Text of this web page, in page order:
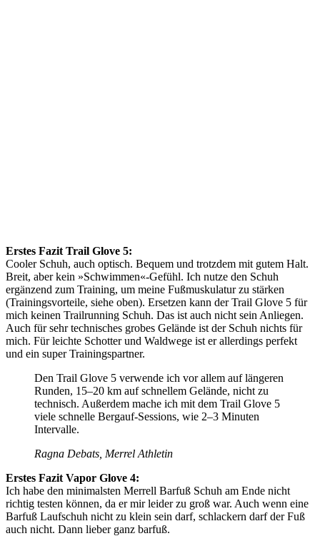
Erstes Fazit Trail Glove 5:
Cooler Schuh, auch optisch. Bequem und trotzdem mit gutem Halt.
Breit, aber kein »Schwimmen«-Gefühl. Ich nutze den Schuh
ergänzend zum Training, um meine Fußmuskulatur zu stärken
(Trainingsvorteile, siehe oben). Ersetzen kann der Trail Glove 5 für
mich keinen Trailrunning Schuh. Das ist auch nicht sein Anliegen.
Auch für sehr technisches grobes Gelände ist der Schuh nichts für
mich. Für leichte Schotter und Waldwege ist er allerdings perfekt
und ein super Trainingspartner.
Den Trail Glove 5 verwende ich vor allem auf längeren
Runden, 15–20 km auf schnellem Gelände, nicht zu
technisch. Außerdem mache ich mit dem Trail Glove 5
viele schnelle Bergauf-Sessions, wie 2–3 Minuten
Intervalle.
Ragna Debats, Merrel Athletin
Erstes Fazit Vapor Glove 4:
Ich habe den minimalsten Merrell Barfuß Schuh am Ende nicht
richtig testen können, da er mir leider zu groß war. Auch wenn eine
Barfuß Laufschuh nicht zu klein sein darf, schlackern darf der Fuß
auch nicht. Dann lieber ganz barfuß.